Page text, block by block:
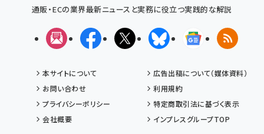
通販・ECの業界最新ニュースと実務に役立つ実践的な解説
メルマガFacebookX(エックス)BlueskyGoogleニュ
RSS
本サイトについて
広告出稿について（媒体資料）
お問い合わせ
利用規約
プライバシーポリシー
特定商取引法に基づく表示
会社概要
インプレスグループTOP